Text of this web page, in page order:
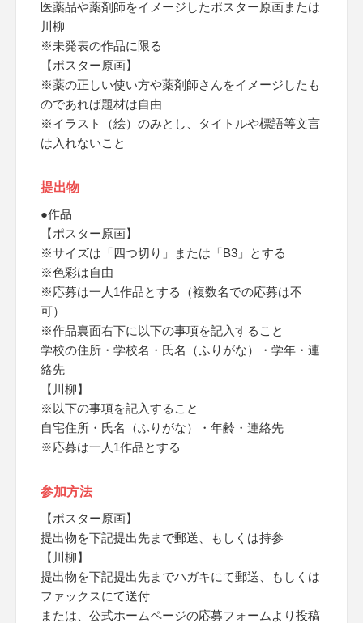
医薬品や薬剤師をイメージしたポスター原画または
川柳
※未発表の作品に限る
【ポスター原画】
※薬の正しい使い方や薬剤師さんをイメージしたも
のであれば題材は自由
※イラスト（絵）のみとし、タイトルや標語等文言
は入れないこと
提出物
●作品
【ポスター原画】
※サイズは「四つ切り」または「B3」とする
※色彩は自由
※応募は一人1作品とする（複数名での応募は不
可）
※作品裏面右下に以下の事項を記入すること
学校の住所・学校名・氏名（ふりがな）・学年・連
絡先
【川柳】
※以下の事項を記入すること
自宅住所・氏名（ふりがな）・年齢・連絡先
※応募は一人1作品とする
参加方法
【ポスター原画】
提出物を下記提出先まで郵送、もしくは持参
【川柳】
提出物を下記提出先までハガキにて郵送、もしくは
ファックスにて送付
または、公式ホームページの応募フォームより投稿